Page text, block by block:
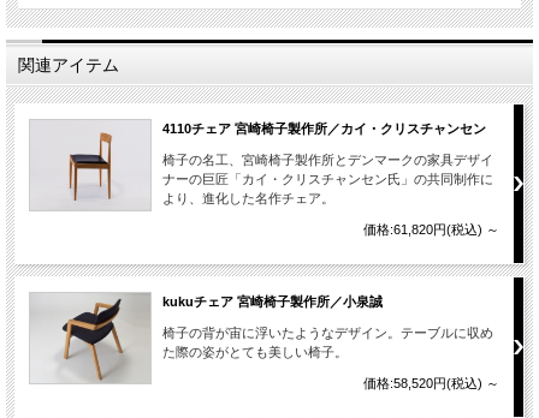
関連アイテム
4110チェア 宮崎椅子製作所／カイ・クリスチャンセン
椅子の名工、宮崎椅子製作所とデンマークの家具デザイ
ナーの巨匠「カイ・クリスチャンセン氏」の共同制作に
より、進化した名作チェア。
価格:61,820円(税込) ～
kukuチェア 宮崎椅子製作所／小泉誠
椅子の背が宙に浮いたようなデザイン。テーブルに収め
た際の姿がとても美しい椅子。
価格:58,520円(税込) ～